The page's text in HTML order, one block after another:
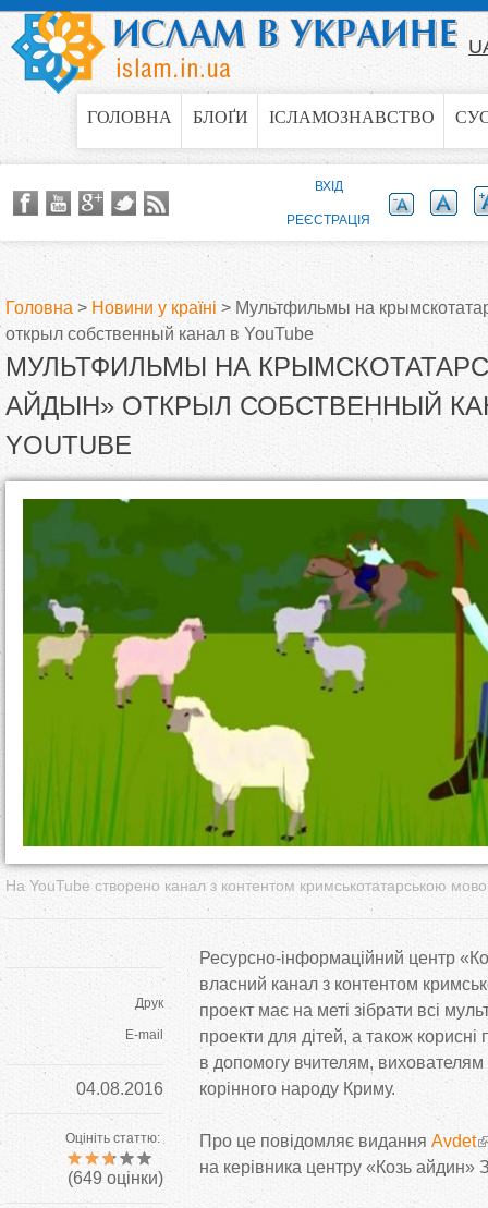
Jump to navigation
ГОЛОВНА БЛОҐИ ІСЛАМОЗНАВСТВО
В
и
є
Головна > Новини у країні > Мультфильмы на
открыл собственный канал в YouTube
МУЛЬТФИЛЬМЫ НА
АЙДЫН» ОТКРЫЛ СОБСТВЕННЫЙ
YOUTUBE
На YouTube створено канал з контентом кримськотатарською
Друк
E-mail
04.08.2016
Оцініть статтю:
(649 оцінки)
Ресурсно-інформаційний центр «
власний канал з контентом
проект має на меті зібрати всі
проекти для дітей, а також корисні
в допомогу вчителям,
корінного народу Криму.
Про це повідомляє видання Avdet
на керівника центру «Козь айдин»
ВХІД
РЕЄСТРАЦІЯ